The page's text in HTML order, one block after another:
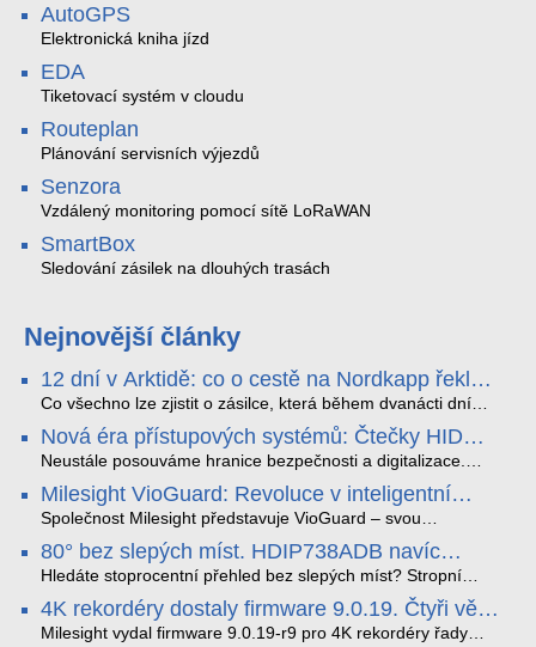
AutoGPS
Elektronická kniha jízd
EDA
Tiketovací systém v cloudu
Routeplan
Plánování servisních výjezdů
Senzora
Vzdálený monitoring pomocí sítě LoRaWAN
SmartBox
Sledování zásilek na dlouhých trasách
Nejnovější články
12 dní v Arktidě: co o cestě na Nordkapp řekla
data ze SMARTBOX 2 MAX
Co všechno lze zjistit o zásilce, která během dvanácti dní
projede Arktidou? SMARTBOX 2 MAX jsme vzali na trasu z
Tromsø přes Lofoty, Kirunu a finské Laponsko až na
Nordkapp. Bez jediného dobití, v mrazu až −13 °C a mimo
otřesy i náklon. Výsledkem není jen čára na mapě, ale
podrobný datový příběh celé cesty.
Nová éra přístupových systémů: Čtečky HID
Signo
Neustále posouváme hranice bezpečnosti a digitalizace.
v oblasti kontroly přístupu – moderní a vysoce univerzální
čtečky HID Signo.
Milesight VioGuard: Revoluce v inteligentní
detekci dopravních přestupků
Společnost Milesight představuje VioGuard – svou
dopravních přestupků. Tento systém, poháněný
sofistikovanými algoritmy umělé inteligence (AI), je navržen
tak, aby poskytoval komplexní nástroje pro vymáhání
dopravních předpisů, zvyšoval bezpečnost na silnicích a
optimalizoval plynulost dopravy v moderních městech.
80° bez slepých míst. HDIP738ADB navíc
streamuje na YouTube – bez PC.
Hledáte stoprocentní přehled bez slepých míst? Stropní
panoramatická kamera HDIP738ADB skládá obraz ze dvou
4MP senzorů SONY do jednoho čistého 180° záběru bez
zkreslení. K tomu přidává AI detekci osob a vozidel,
4K rekordéry dostaly firmware 9.0.19. Čtyři věci,
které musíte vědět.
Milesight vydal firmware 9.0.19-r9 pro 4K rekordéry řady